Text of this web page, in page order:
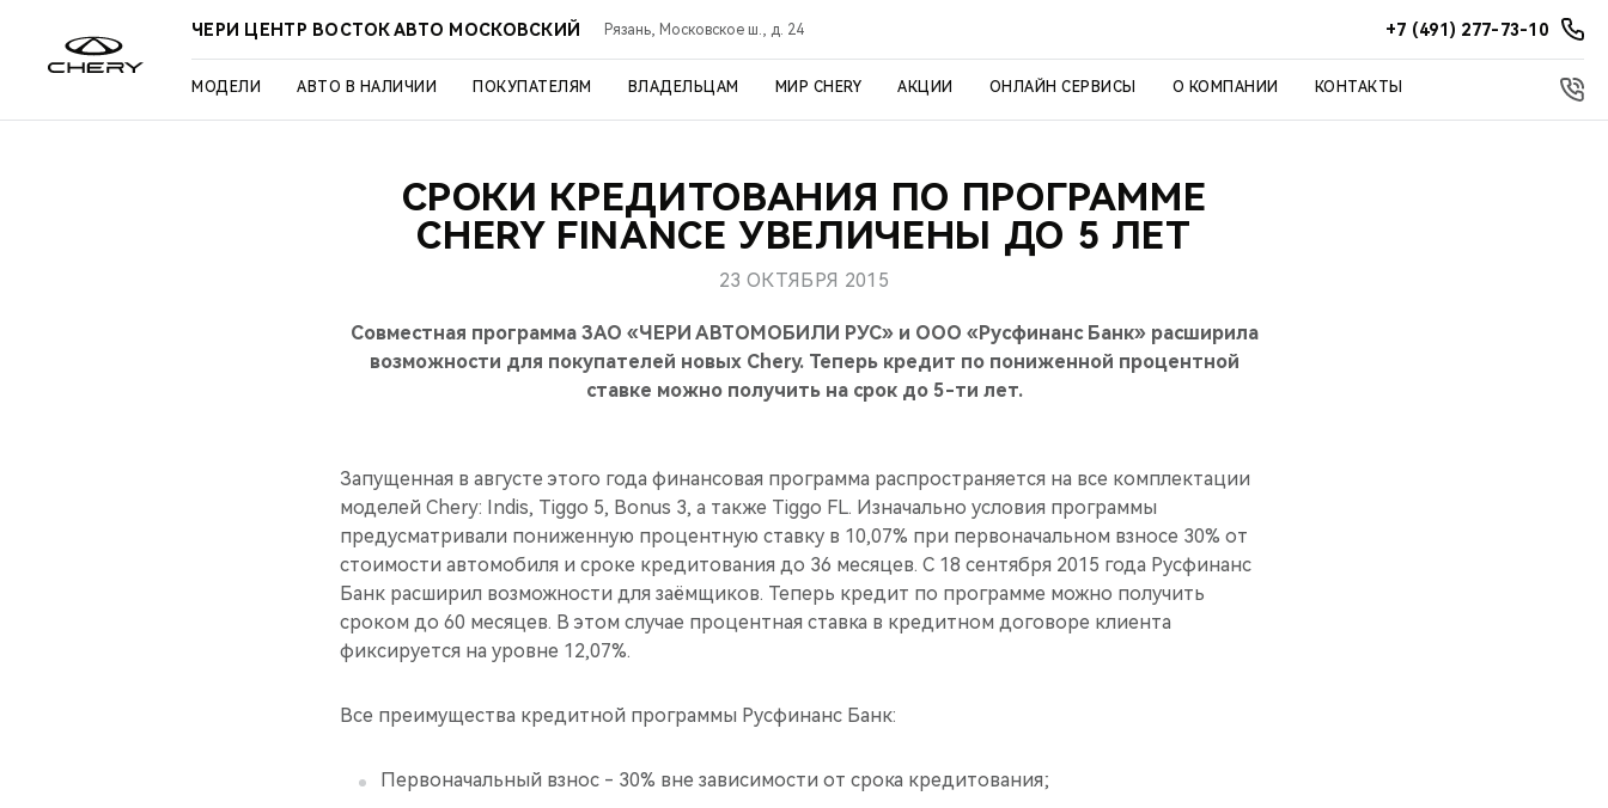
ЧЕРИ ЦЕНТР ВОСТОК АВТО МОСКОВСКИЙ Рязань, Московское ш., д. 24 +7 (491) 277-73-10
МОДЕЛИ АВТО В НАЛИЧИИ ПОКУПАТЕЛЯМ ВЛАДЕЛЬЦАМ МИР CHERY АКЦИИ ОНЛАЙН СЕРВИСЫ О КОМПАНИИ КОНТАКТЫ
СРОКИ КРЕДИТОВАНИЯ ПО ПРОГРАММЕ
CHERY FINANCE УВЕЛИЧЕНЫ ДО 5 ЛЕТ
23 ОКТЯБРЯ 2015
Совместная программа ЗАО «ЧЕРИ АВТОМОБИЛИ РУС» и ООО «Русфинанс Банк» расширила
возможности для покупателей новых Chery. Теперь кредит по пониженной процентной
ставке можно получить на срок до 5-ти лет.
Запущенная в августе этого года финансовая программа распространяется на все комплектации
моделей Chery: Indis, Tiggo 5, Bonus 3, а также Tiggo FL. Изначально условия программы
предусматривали пониженную процентную ставку в 10,07% при первоначальном взносе 30% от
стоимости автомобиля и сроке кредитования до 36 месяцев. С 18 сентября 2015 года Русфинанс
Банк расширил возможности для заёмщиков. Теперь кредит по программе можно получить
сроком до 60 месяцев. В этом случае процентная ставка в кредитном договоре клиента
фиксируется на уровне 12,07%.
Все преимущества кредитной программы Русфинанс Банк:
Первоначальный взнос - 30% вне зависимости от срока кредитования;